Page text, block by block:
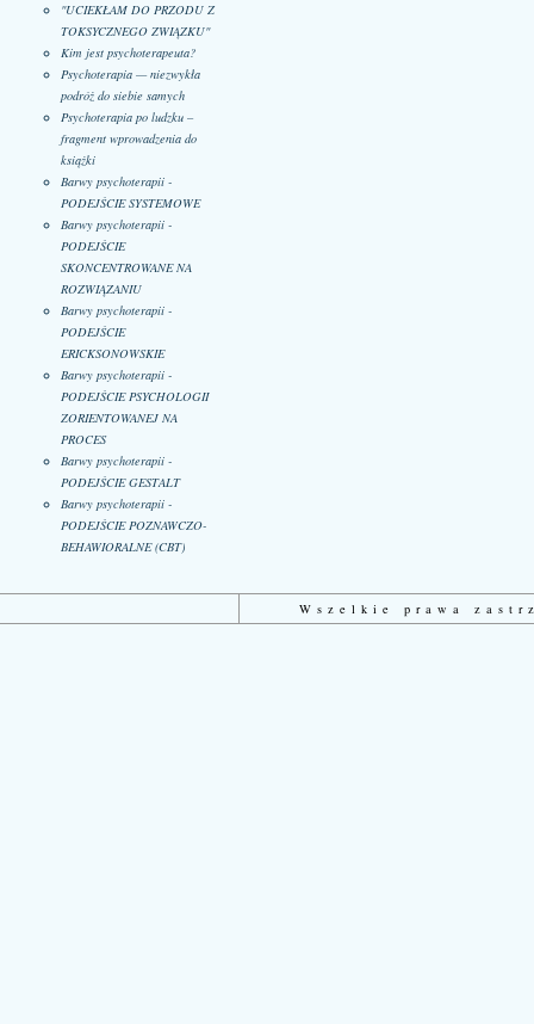
"UCIEKŁAM DO PRZODU Z
TOKSYCZNEGO ZWIĄZKU"
Kim jest psychoterapeuta?
Psychoterapia — niezwykła
podróż do siebie samych
Psychoterapia po ludzku –
fragment wprowadzenia do
książki
Barwy psychoterapii -
PODEJŚCIE SYSTEMOWE
Barwy psychoterapii -
PODEJŚCIE
SKONCENTROWANE NA
ROZWIĄZANIU
Barwy psychoterapii -
PODEJŚCIE
ERICKSONOWSKIE
Barwy psychoterapii -
PODEJŚCIE PSYCHOLOGII
ZORIENTOWANEJ NA
PROCES
Barwy psychoterapii -
PODEJŚCIE GESTALT
Barwy psychoterapii -
PODEJŚCIE POZNAWCZO-
BEHAWIORALNE (CBT)
Wszelkie prawa